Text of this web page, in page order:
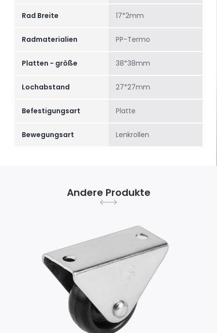
Rad Breite 17*2mm
Radmaterialien PP-Termo
Platten - größe 38*38mm
Lochabstand 27*27mm
Befestigungsart Platte
Bewegungsart Lenkrollen
Andere Produkte